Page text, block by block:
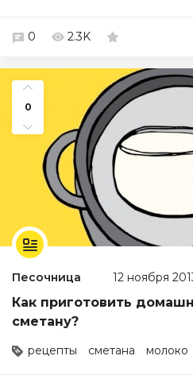
0 2.3K
0
Песочница 12 ноября
Как приготовить
сметану?
рецепты сметана молоко